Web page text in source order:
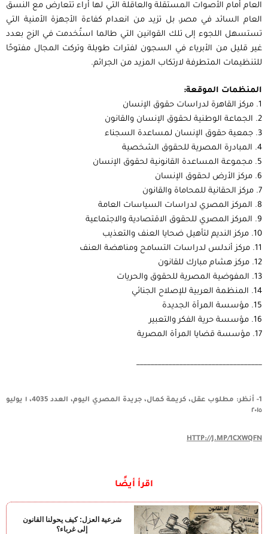
العام أمام الأصوات المستقلة والعاقلة التي لها أراء تتعارض مع النسق
العام السائد في مصر، بل تزيد من انعدام كفاءة الأجهزة الأمنية التي
تستسهل اللجوء إلى تلك القوانين التي طالما استُخدمت في الزج بعدد
غير قليل من الأبرياء في السجون لفترات طويلة وتركت المجال مفتوحًا
للتنظيمات المتطرفة لارتكاب المزيد من الجرائم.
المنظمات الموقعة:
2. الجماعة الوطنية لحقوق الإنسان والقانون
3. جمعية حقوق الإنسان لمساعدة السجناء
4. المبادرة المصرية للحقوق الشخصية
5. مجموعة المساعدة القانونية لحقوق الإنسان
6. مركز الأرض لحقوق الإنسان
7. مركز الحقانية للمحاماة والقانون
8. المركز المصري لدراسات السياسات العامة
9. المركز المصري للحقوق الاقتصادية والاجتماعية
10. مركز النديم لتأهيل ضحايا العنف والتعذيب
11. مركز أندلس لدراسات التسامح ومناهضة العنف
12. مركز هشام مبارك للقانون
13. المفوضية المصرية للحقوق والحريات
14. المنظمة العربية للإصلاح الجنائي
15. مؤسسة المرأة الجديدة
16. مؤسسة حرية الفكر والتعبير
17. مؤسسة قضايا المرأة المصرية
___________________________________
: مطلوب عقل، كريمة كمال، جريدة المصري اليوم، العدد 4035
، ١ يوليو
٢٠١٥
HTTP://J.MP/1CXWQFN
اقرأ أيضًا
شرعية العزل: كيف يحولنا القانون
إلى غرباء؟